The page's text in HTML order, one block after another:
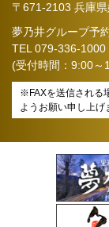
〒671-2103 兵庫
夢乃井グループ予
TEL 079-336-1000
(受付時間：9:00～
※FAXを送信される
ようお願い申し上げ